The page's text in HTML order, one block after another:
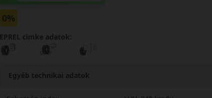
0%
EPREL cimke adatok:
Egyéb technikai adatok